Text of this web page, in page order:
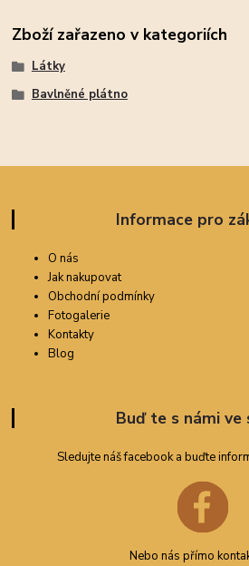
Zboží zařazeno v kategoriích
Látky
Bavlněné plátno
Informace pro
O nás
Jak nakupovat
Obchodní podmínky
Fotogalerie
Kontakty
Blog
Buď te s námi ve
Sledujte náš facebook a buďte
Nebo nás přímo